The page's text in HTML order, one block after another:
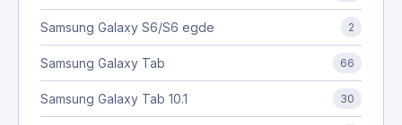
Samsung Galaxy S6/S6 egde 2
Samsung Galaxy Tab 66
Samsung Galaxy Tab 10.1 30